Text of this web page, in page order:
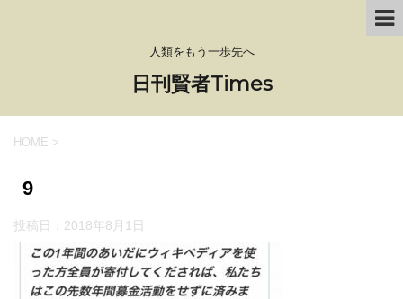
人類をもう一歩先へ
日刊賢者Times
HOME >
9
投稿日： 2018年8月1日